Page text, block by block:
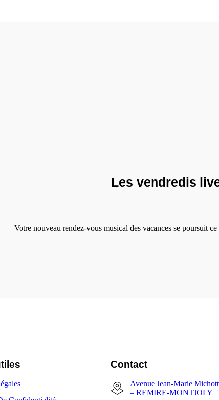
Les vendredis
Votre nouveau rendez-vous musical des vacances se poursuit
Contact
Avenue Jean-Marie
– REMIRE-MONTJOLY